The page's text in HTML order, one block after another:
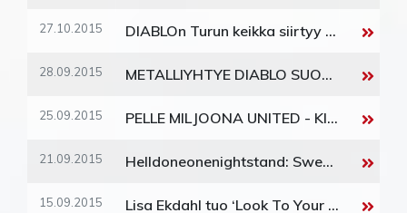
27.10.2015 DIABLOn Turun keikka siirtyy Turun Klubilta Logomoon
28.09.2015 METALLIYHTYE DIABLO SUORAAN ALBUMILISTAN YKKÖSEKSI
25.09.2015 PELLE MILJOONA UNITED - KINO RIVIERA
21.09.2015 Helldoneonenightstand: Sweet Sixteen / KAKSI LISÄKEIKKAA!
15.09.2015 Lisa Ekdahl tuo ‘Look To Your Own Heart’ –kiertueensa Suomeen